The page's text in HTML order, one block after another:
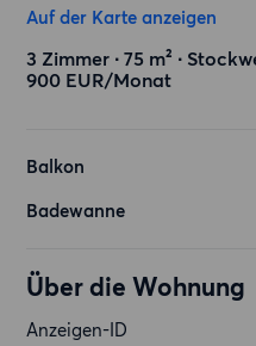
Auf der Karte anzeigen
3 Zimmer ∙ 75 m² ∙
900 EUR/Monat
Balkon
Badewanne
Über die Wohnung
Anzeigen-ID